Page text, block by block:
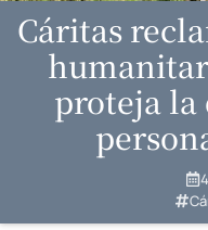
Cáritas
proteja la